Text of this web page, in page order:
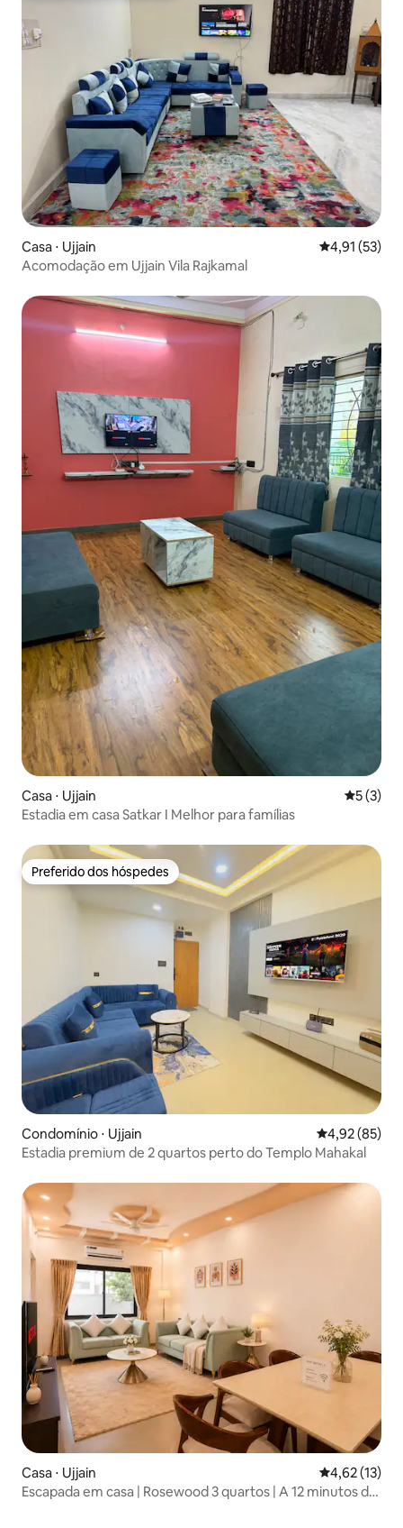
Casa ⋅ Ujjain 4,91 de uma
4,91 (53)
Acomodação em Ujjain Vila Rajkamal
Casa ⋅ Ujjain 5 de
5 (3)
Estadia em casa Satkar I Melhor para famílias
Preferido dos hóspedes
Preferido dos hóspedes
Condomínio ⋅ Ujjain 4,92 de uma
4,92 (85)
Estadia premium de 2 quartos perto do Templo Mahakal
Casa ⋅ Ujjain 4,62 de uma
4,62 (13)
Escapada em casa | Rosewood 3 quartos | A 12 minutos de